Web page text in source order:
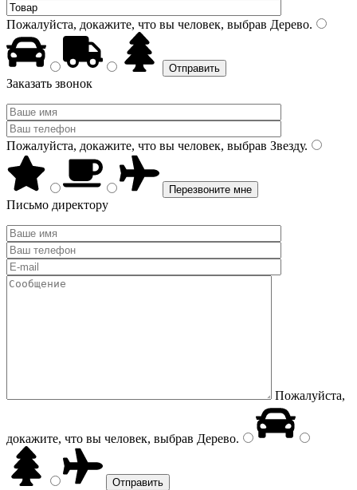
Пожалуйста, докажите, что вы человек, выбрав Дерево.
Заказать звонок
Пожалуйста, докажите, что вы человек, выбрав Звезду.
Письмо директору
Пожалуйста,
докажите, что вы человек, выбрав Дерево.